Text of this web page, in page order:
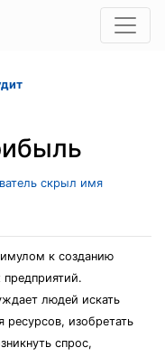
скрыл имя
к созданию
людей искать
изобретать
спрос,